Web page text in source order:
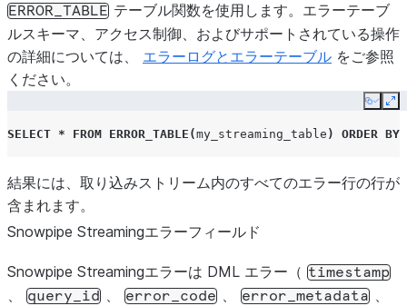
ERROR_TABLE テーブル関数を使用します。エラーテーブ
ルスキーマ、アクセス制御、およびサポートされている操作
の詳細については、 エラーログとエラーテーブル をご参照
ください。
Copy
SELECT * FROM ERROR_TABLE (my_streaming_table ) ORDER BY
結果には、取り込みストリーム内のすべてのエラー行の行が
含まれます。
Snowpipe Streamingエラーフィールド
Snowpipe Streamingエラーは DML エラー（ timestamp
、 query_id 、 error_code 、 error_metadata 、